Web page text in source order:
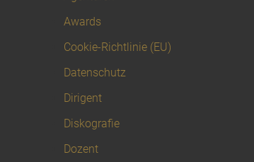
Awards
Cookie-Richtlinie (EU)
Datenschutz
Dirigent
Diskografie
Dozent